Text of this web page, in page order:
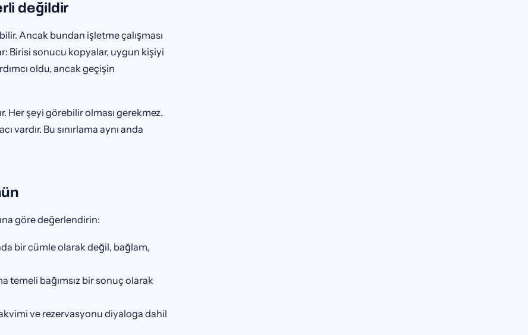
değildir
Ancak bundan işletme çalışması
Birisi sonucu kopyalar, uygun kişiyi
oldu, ancak geçişin
Her şeyi görebilir olması gerekmez.
Bu sınırlama aynı anda
göre değerlendirin:
bir cümle olarak değil, bağlam,
temeli bağımsız bir sonuç olarak
ve rezervasyonu diyaloga dahil